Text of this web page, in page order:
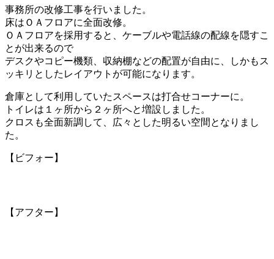
事務所の改修工事を行いました。
床はＯＡフロアに全面改修。
ＯＡフロアを採用すると、ケーブルや電話線の配線を隠すこ
とが出来るので
デスクやコピー機類、収納棚などの配置が自由に、しかもス
ッキリとしたレイアウトが可能になります。
倉庫として利用していたスペースは打合せコーナーに。
トイレは１ヶ所から２ヶ所へと増設しました。
クロスも全面新調して、広々とした明るい空間となりまし
た。
【ビフォー】
【アフター】